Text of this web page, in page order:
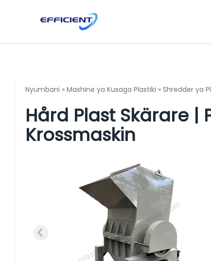
Nyumbani » Mashine ya Kusaga Plastiki » Shredder ya
Hård Plast Skärare |
Krossmaskin